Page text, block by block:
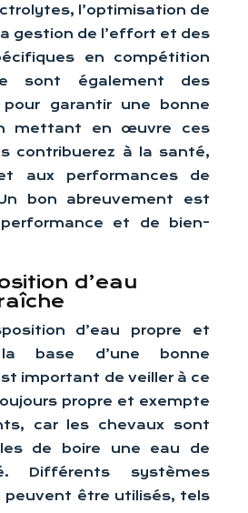
l’optimisation de
gestion de l’effort et des
en compétition
sont également des
garantir une bonne
mettant en œuvre ces
contribuerez à la santé,
aux performances de
bon abreuvement est
et de bien-
d’eau
d’eau propre et
base d’une bonne
important de veiller à ce
propre et exempte
car les chevaux sont
de boire une eau de
Différents systèmes
peuvent être utilisés, tels